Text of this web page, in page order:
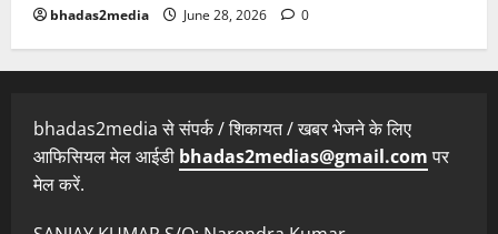
bhadas2media June 28, 2026 0
bhadas2media से संपर्क / शिकायत / खबर भेजने के लिए
आफिसियल मेल आईडी bhadas2medias@gmail.comपर
मेल करें.